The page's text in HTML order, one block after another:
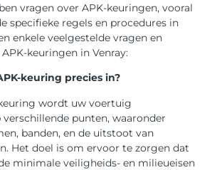
vragen over APK-keuringen, vooral
specifieke regels en procedures in
enkele veelgestelde vragen en
keuringen in Venray:
keuring precies in?
wordt uw voertuig
punten, waaronder
banden, en de uitstoot van
Het doel is om ervoor te zorgen dat
minimale veiligheids- en milieueisen